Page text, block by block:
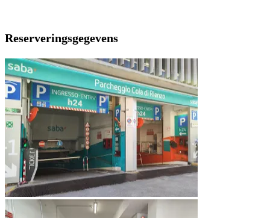
Reserveringsgegevens